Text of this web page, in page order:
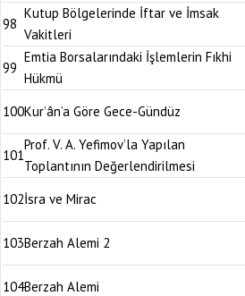
98
Kutup Bölgelerinde İftar ve İmsak
Vakitleri
99
Emtia Borsalarındaki İşlemlerin Fıkhi
Hükmü
100Kur’ân’a Göre Gece-Gündüz
101
Prof. V. A. Yefimov’la Yapılan
Toplantının Değerlendirilmesi
102İsra ve Mirac
103Berzah Alemi 2
104Berzah Alemi